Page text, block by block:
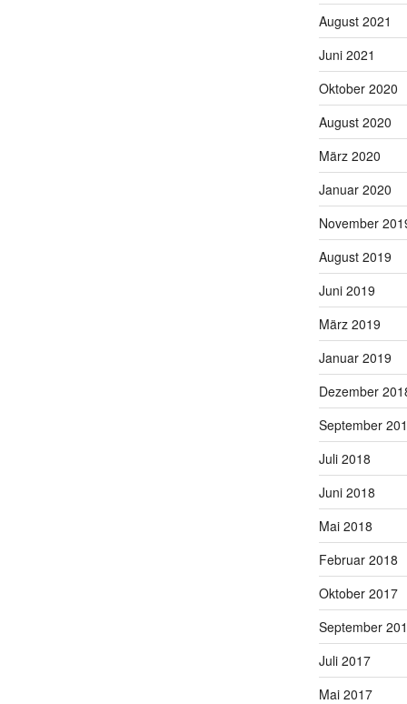
August 2021
Juni 2021
Oktober 2020
August 2020
März 2020
Januar 2020
November
August 2019
Juni 2019
März 2019
Januar 2019
Dezember
September
Juli 2018
Juni 2018
Mai 2018
Februar 2018
Oktober 2017
September
Juli 2017
Mai 2017